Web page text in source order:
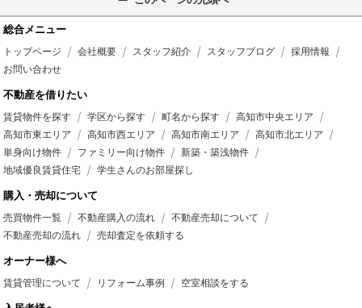
総合メニュー
トップページ 会社概要 スタッフ紹介 スタッフブログ
採用情報
お問い合わせ
不動産を借りたい
賃貸物件を探す 学区から探す 町名から探す
高知市中央エリア
高知市東エリア
高知市西エリア 高知市南エリア
高知市北エリア
単身向け物件
ファミリー向け物件
新築・築浅物件
地域優良賃貸住宅
学生さんのお部屋探し
購入・売却について
売買物件一覧 不動産購入の流れ
不動産売却について
不動産売却の流れ
売却査定を依頼する
オーナー様へ
賃貸管理について リフォーム事例 空室相談をする